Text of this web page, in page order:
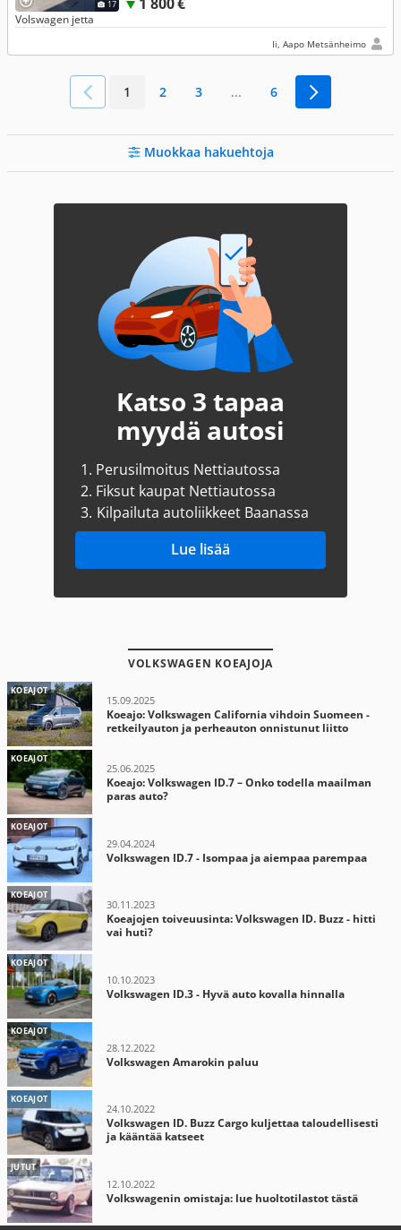
17
Volswagen jetta
Ii, Aapo Metsänheimo
1 2 3 ... 6
Muokkaa hakuehtoja
Katso 3 tapaa
myydä autosi
1. Perusilmoitus Nettiautossa
2. Fiksut kaupat Nettiautossa
3. Kilpailuta autoliikkeet Baanassa
Lue lisää
VOLKSWAGEN KOEAJOJA
KOEAJOT
15.09.2025
Koeajo: Volkswagen California vihdoin Suomeen -
retkeilyauton ja perheauton onnistunut liitto
KOEAJOT
25.06.2025
Koeajo: Volkswagen ID.7 – Onko todella maailman
paras auto?
KOEAJOT
29.04.2024
Volkswagen ID.7 - Isompaa ja aiempaa parempaa
KOEAJOT
30.11.2023
Koeajojen toiveuusinta: Volkswagen ID. Buzz - hitti
vai huti?
KOEAJOT
10.10.2023
Volkswagen ID.3 - Hyvä auto kovalla hinnalla
KOEAJOT
28.12.2022
Volkswagen Amarokin paluu
KOEAJOT
24.10.2022
Volkswagen ID. Buzz Cargo kuljettaa taloudellisesti
ja kääntää katseet
JUTUT
12.10.2022
Volkswagenin omistaja: lue huoltotilastot tästä